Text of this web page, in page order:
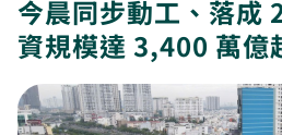
今晨同步動工、落成
資規模達 3,400 萬億